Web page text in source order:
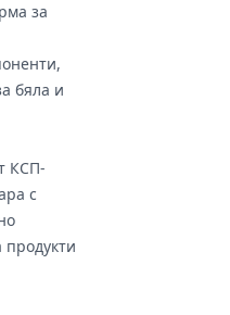
за
бяла и
КСП-
с
продукти